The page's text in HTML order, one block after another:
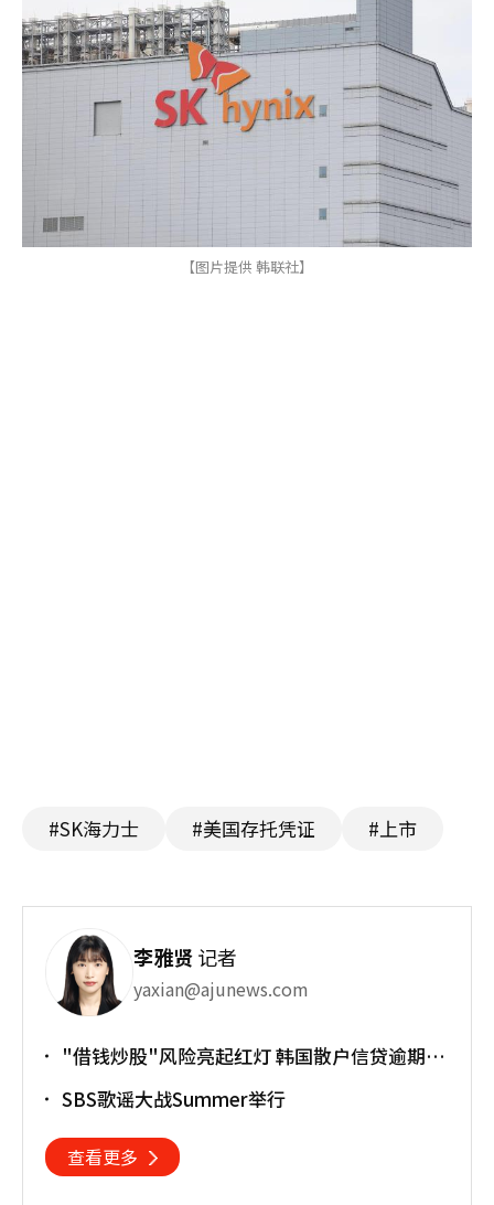
【图片提供 韩联社】
#SK海力士 #美国存托凭证 #上市
李雅贤记者
yaxian@ajunews.com
"借钱炒股"风险亮起红灯 韩国散户信贷逾期率
SBS歌谣大战Summer举行
查看更多